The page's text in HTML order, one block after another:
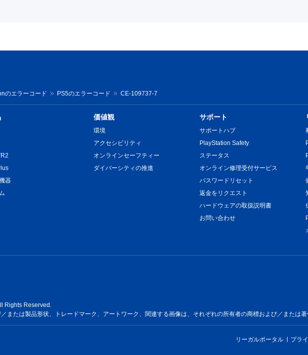
のエラーコード PS5のエラーコード CE-109737-7
器
価値観
環境
アクセシビリティ
オンラインセーフティー
ダイバーシティの推進
サポート
サポートハブ
PlayStation Safety
ステータス
オンライン修理受付サービス
パスワードリセット
返金をリクエスト
ハードウェアの取扱説明書
お問い合わせ
Rights Reserved.
または製品形状、トレードマーク、アートワーク、関連する画像は、それぞれの所有者の商標および／または
リーガルポータル プラ